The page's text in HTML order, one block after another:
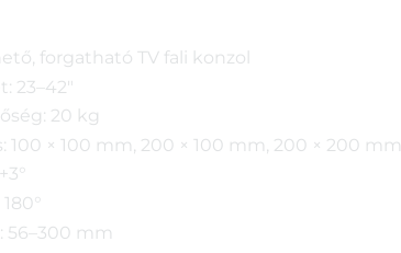
forgatható TV fali konzol
23–42″
20 kg
100 × 100 mm, 200 × 100 mm, 200 × 200 mm
56–300 mm